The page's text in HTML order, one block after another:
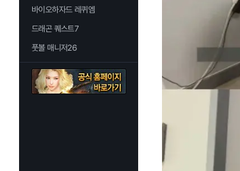
바이오하자드 레퀴엠
드래곤 퀘스트7
풋볼 매니저26